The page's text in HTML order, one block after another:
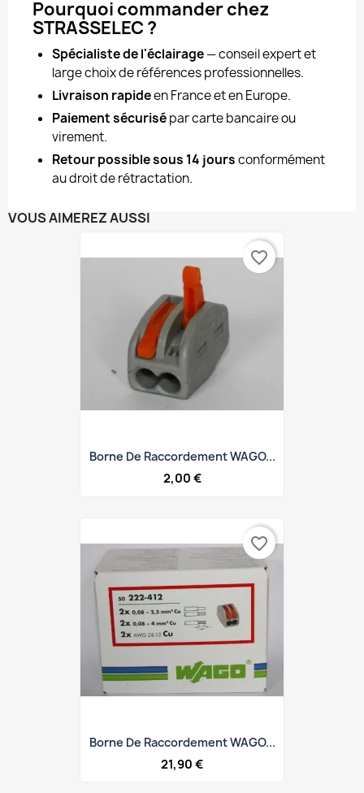
Pourquoi commander chez
STRASSELEC ?
Spécialiste de l'éclairage— conseil expert et
large choix de références professionnelles.
Livraison rapideen France et en Europe.
Paiement sécurisépar carte bancaire ou
virement.
Retour possible sous 14 joursconformément
au droit de rétractation.
VOUS AIMEREZ AUSSI
Borne De Raccordement WAGO...
2,00 €
favorite_border
Borne De Raccordement WAGO...
21,90 €
favorite_border